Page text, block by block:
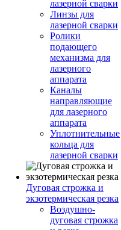
лазерной сварки
Линзы для
лазерной сварки
Ролики
подающего
механизма для
лазерного
аппарата
Каналы
направляющие
для лазерного
аппарата
Уплотнительные
кольца для
лазерной сварки
Дуговая строжка и
экзотермическая резка
Воздушно-
дуговая строжка